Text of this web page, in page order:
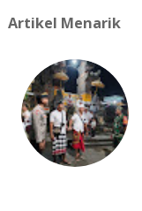
Artikel Menarik